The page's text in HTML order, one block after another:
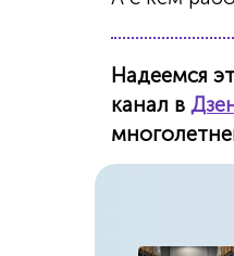
Надеемся
канал в